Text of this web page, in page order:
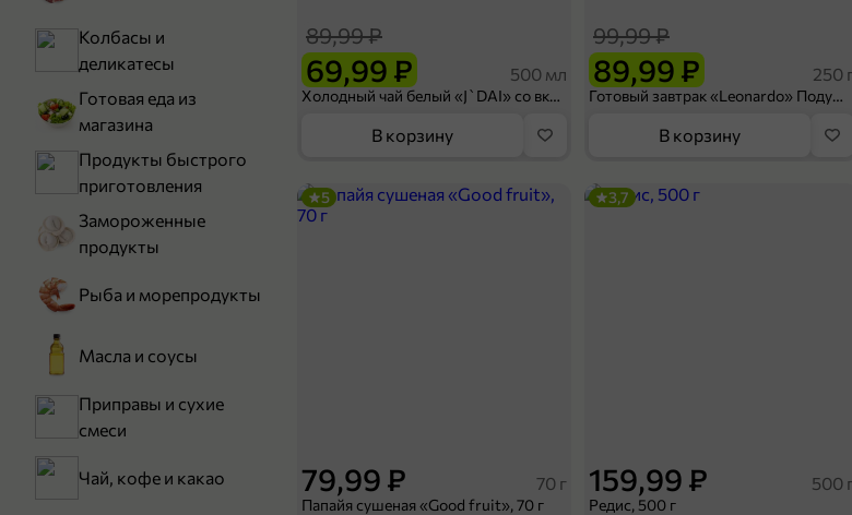
Колбасы и
деликатесы
Готовая еда из
магазина
Продукты быстрого
приготовления
Замороженные
продукты
Рыба и морепродукты
Масла и соусы
Приправы и сухие
смеси
Чай, кофе и какао
69,99 ₽
89,99 ₽
500 мл
Холодный чай белый «J`DAI» со вкусом белого персика, 500 мл
В корзину
89,99 ₽
99,99 ₽
250
Готовый завтрак «Leonardo» Подушечки с шоколадно-ореховой начинкой, 250 г
В корзину
79,99 ₽ 70 г
Папайя сушеная «Good fruit», 70 г
5
159,99 ₽ 500
Редис, 500 г
3,7